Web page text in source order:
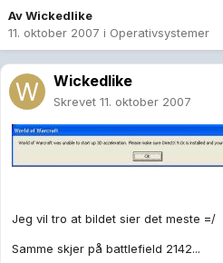
AvWickedlike
11. oktober 2007 i Operativsystemer
Wickedlike
Skrevet 11. oktober 2007
Jeg vil tro at bildet sier det meste =/
Samme skjer på battlefield 2142...